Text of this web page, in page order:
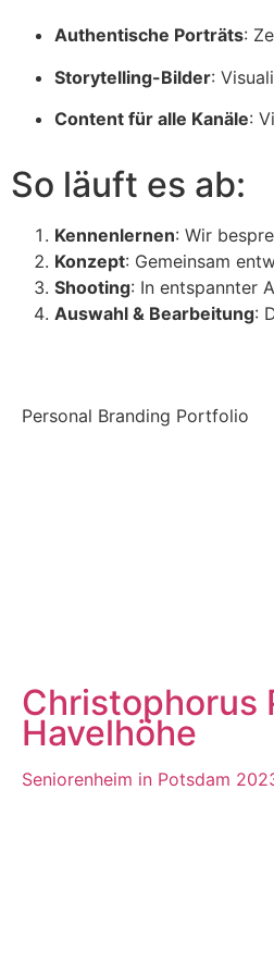
Authentische Porträts:
Storytelling-Bilder:
Content für alle Kanäle:
So läuft es ab:
Kennenlernen: Wir
Konzept: Gemeinsam
Shooting: In entspannter
Auswahl & Bearbeitung:
Personal Branding Portfolio
Christophorus
Havelhöhe
Seniorenheim in Potsdam